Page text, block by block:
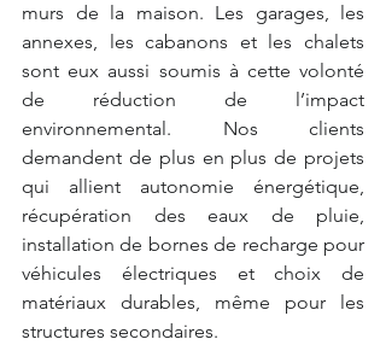
murs de la maison. Les garages, les
annexes, les cabanons et les chalets
sont eux aussi soumis à cette volonté
de réduction de l’impact
environnemental. Nos clients
demandent de plus en plus de projets
qui allient autonomie énergétique,
récupération des eaux de pluie,
installation de bornes de recharge pour
véhicules électriques et choix de
matériaux durables, même pour les
structures secondaires.